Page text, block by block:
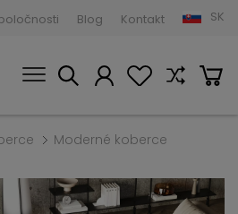
Blog Kontakt SK
Moderné koberce